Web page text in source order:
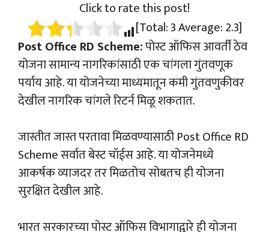
Click to rate this post!
[Total:3Average:2.3]
Post Office RD Scheme:पोस्ट ऑफिस आवर्ती ठेव
योजना सामान्य नागरिकांसाठी एक चांगला गुंतवणूक
पर्याय आहे. या योजनेच्या माध्यमातून कमी गुंतवणुकीवर
देखील नागरिक चांगले रिटर्न मिळू शकतात.
जास्तीत जास्त परतावा मिळवण्यासाठी Post Office RD
Scheme सर्वात बेस्ट चॉईस आहे. या योजनेमध्ये
आकर्षक व्याजदर तर मिळतोच सोबतच ही योजना
सुरक्षित देखील आहे.
भारत सरकारच्या पोस्ट ऑफिस विभागाद्वारे ही योजना